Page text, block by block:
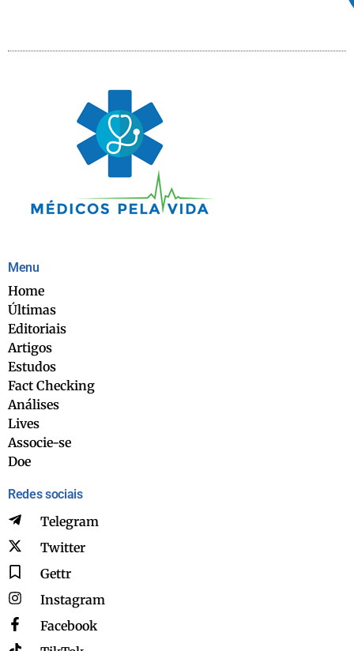
Menu
Home
Últimas
Editoriais
Artigos
Estudos
Fact Checking
Análises
Lives
Associe-se
Doe
Redes sociais
Telegram
Twitter
Gettr
Instagram
Facebook